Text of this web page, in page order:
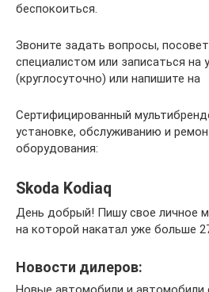
беспокоиться.
Звоните задать вопросы,
специалистом или записаться на
(круглосуточно) или напишите на
Сертифицированный
установке, обслуживанию и
оборудования:
Skoda Kodiaq
День добрый! Пишу свое личное
на которой накатал уже больше
Новости дилеров: